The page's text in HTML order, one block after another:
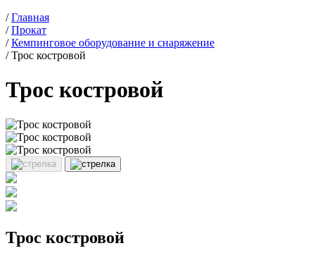
/Главная
/Прокат
/Кемпинговое оборудование и снаряжение
/Трос костровой
Трос костровой
Трос костровой